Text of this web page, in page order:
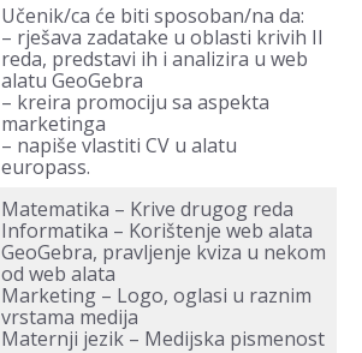
Učenik/ca će biti sposoban/na da:
– rješava zadatake u oblasti krivih II
reda, predstavi ih i analizira u web
alatu GeoGebra
– kreira promociju sa aspekta
marketinga
– napiše vlastiti CV u alatu
europass.
Matematika – Krive drugog reda
Informatika – Korištenje web alata
GeoGebra, pravljenje kviza u nekom
od web alata
Marketing – Logo, oglasi u raznim
vrstama medija
Maternji jezik – Medijska pismenost